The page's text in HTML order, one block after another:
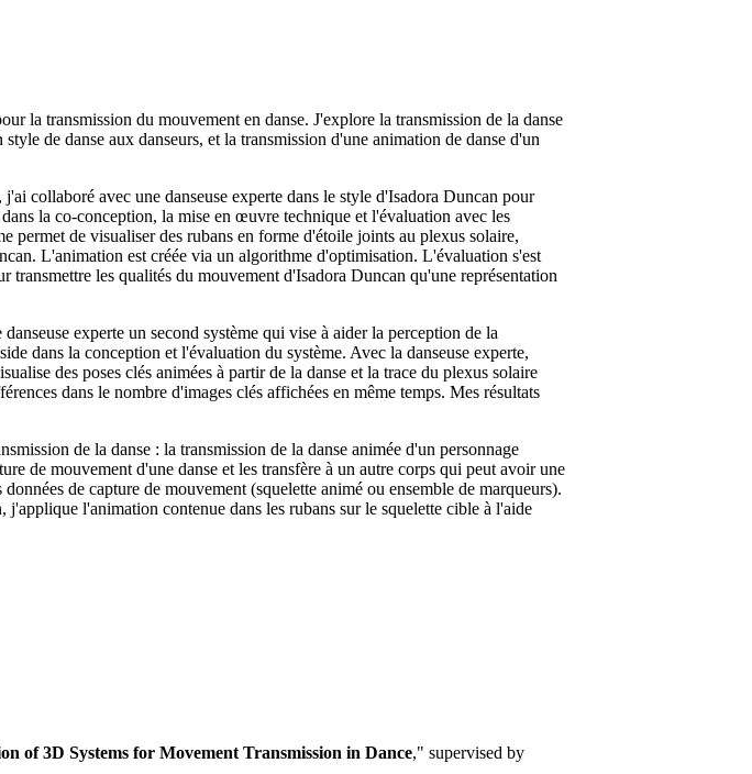
la transmission du mouvement en danse. J'explore la transmission de la danse
de danse aux danseurs, et la transmission d'une animation de danse d'un
collaboré avec une danseuse experte dans le style d'Isadora Duncan pour
la co-conception, la mise en œuvre technique et l'évaluation avec les
permet de visualiser des rubans en forme d'étoile joints au plexus solaire,
L'animation est créée via un algorithme d'optimisation. L'évaluation s'est
les qualités du mouvement d'Isadora Duncan qu'une représentation
experte un second système qui vise à aider la perception de la
dans la conception et l'évaluation du système. Avec la danseuse experte,
des poses clés animées à partir de la danse et la trace du plexus solaire
dans le nombre d'images clés affichées en même temps. Mes résultats
de la danse : la transmission de la danse animée d'un personnage
de mouvement d'une danse et les transfère à un autre corps qui peut avoir une
de capture de mouvement (squelette animé ou ensemble de marqueurs).
l'animation contenue dans les rubans sur le squelette cible à l'aide
of 3D Systems for Movement Transmission in Dance," supervised by